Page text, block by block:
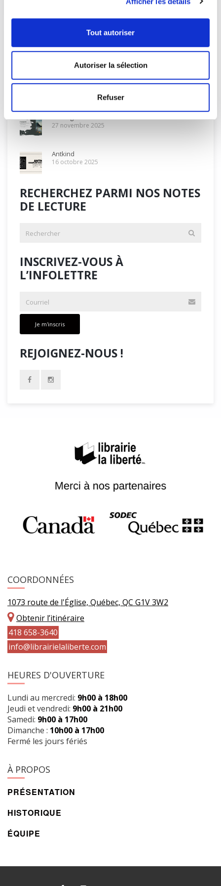
Tout autoriser
Autoriser la sélection
Refuser
DERNIÈRES NOTES DE LECTURE
DE VOS LIBRAIRES
Œuvres complètes
L’orangeraie
27 novembre 2025
Antkind
16 octobre 2025
RECHERCHEZ PARMI NOS NOTES
DE LECTURE
INSCRIVEZ-VOUS À
L’INFOLETTRE
Je m'inscris
REJOIGNEZ-NOUS !
COORDONNÉES
1073 route de l'Église, Québec, QC G1V 3W2
Obtenir l’itinéraire
418 658-3640
info@librairielaliberte.com
HEURES D'OUVERTURE
Lundi au mercredi: 9h00 à 18h00
Jeudi et vendredi: 9h00 à 21h00
Samedi: 9h00 à 17h00
Dimanche : 10h00 à 17h00
Fermé les jours fériés
À PROPOS
PRÉSENTATION
HISTORIQUE
ÉQUIPE